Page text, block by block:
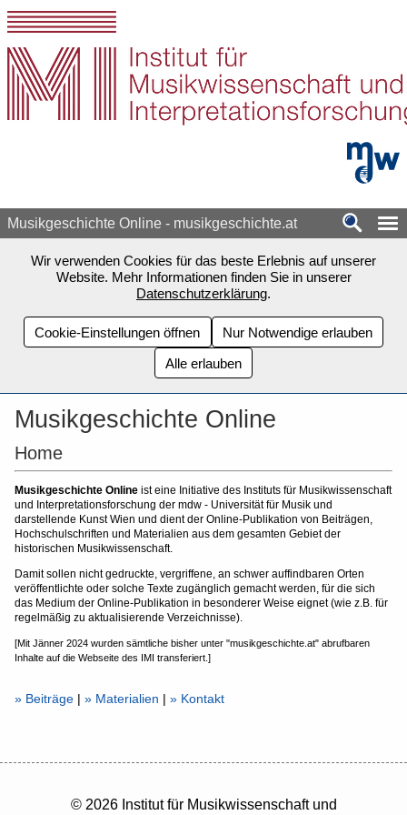
mdw -
Musikgeschichte Online - musikgeschichte.at
Wir verwenden Cookies für das beste Erlebnis auf unserer
Website. Mehr Informationen finden Sie in unserer
Datenschutzerklärung.
Cookie-Einstellungen öffnen
Nur Notwendige erlauben
Alle erlauben
Musikgeschichte Online
Home
Musikgeschichte Online ist eine Initiative des Instituts für Musikwissenschaft
und Interpretationsforschung der mdw - Universität für Musik und
darstellende Kunst Wien und dient der Online-Publikation von Beiträgen,
Hochschulschriften und Materialien aus dem gesamten Gebiet der
historischen Musikwissenschaft.
Damit sollen nicht gedruckte, vergriffene, an schwer auffindbaren Orten
veröffentlichte oder solche Texte zugänglich gemacht werden, für die sich
das Medium der Online-Publikation in besonderer Weise eignet (wie z.B. für
regelmäßig zu aktualisierende Verzeichnisse).
[Mit Jänner 2024 wurden sämtliche bisher unter "musikgeschichte.at" abrufbaren
Inhalte auf die Webseite des IMI transferiert.]
» Beiträge | » Materialien | » Kontakt
© 2026 Institut für Musikwissenschaft und